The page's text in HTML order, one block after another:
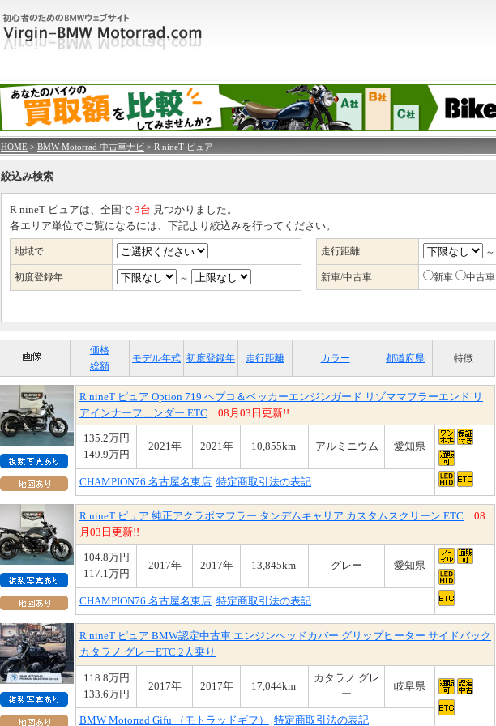
HOME > BMW Motorrad 中古車ナビ > R nineT ピュア
絞込み検索
R nineT ピュアは、全国で 3台 見つかりました。
各エリア単位でご覧になるには、下記より絞込みを行ってください。
地域で
初度登録年 ～
走行距離 ～
新車/中古車 新車 中古車
価格
総額
モデル年式 初度登録年 走行距離 カラー 都道府県 特徴
R nineT ピュア Option 719 ヘプコ＆ベッカーエンジンガード リゾママフラーエンド リ
アインナーフェンダー ETC
08月03日更新!!
135.2万円
149.9万円
2021年 2021年 10,855km アルミニウム 愛知県
CHAMPION76 名古屋名東店 特定商取引法の表記
R nineT ピュア 純正アクラポマフラー タンデムキャリア カスタムスクリーン ETC
08
月03日更新!!
104.8万円
117.1万円
2017年 2017年 13,845km グレー 愛知県
CHAMPION76 名古屋名東店 特定商取引法の表記
R nineT ピュア BMW認定中古車 エンジンヘッドカバー グリップヒーター サイドバック
カタラノ グレーETC 2人乗り
118.8万円
133.6万円
2017年 2017年 17,044km
カタラノ グレ
ー
岐阜県
BMW Motorrad Gifu （モトラッドギフ） 特定商取引法の表記